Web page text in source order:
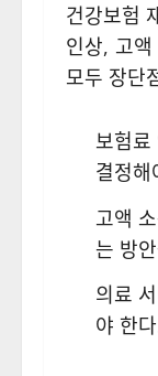
건강보험
인상, 고
모두 장단
보험료
결정해
고액
는 방
의료
야 한